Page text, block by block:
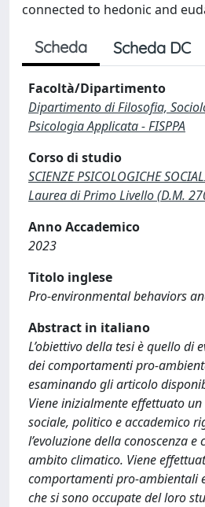
connected to hedonic and
Scheda Scheda DC
Facoltà/Dipartimento
Dipartimento di Filosofia,
Psicologia Applicata - FISPPA
Corso di studio
SCIENZE PSICOLOGICHE
Laurea di Primo Livello (D.M.
Anno Accademico
2023
Titolo inglese
Pro-environmental behaviors
Abstract in italiano
L’obiettivo della tesi è quello di
dei comportamenti pro-
esaminando gli articolo
Viene inizialmente effettuato
sociale, politico e accademico
l’evoluzione della conoscenza e
ambito climatico. Viene
comportamenti pro-ambientali
che si sono occupate del loro